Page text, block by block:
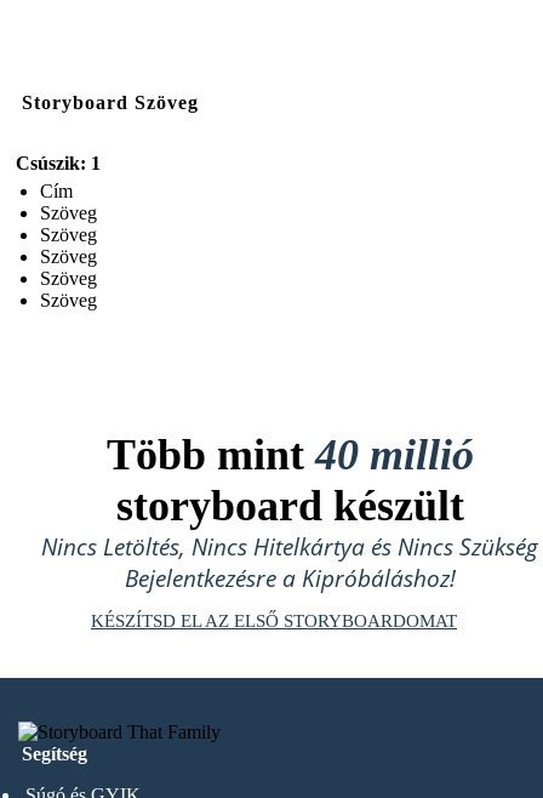
Storyboard Szöveg
Csúszik: 1
Cím
Szöveg
Szöveg
Szöveg
Szöveg
Szöveg
Több mint40 millió
storyboard készült
Nincs Letöltés, Nincs Hitelkártya és Nincs Szükség
Bejelentkezésre a Kipróbáláshoz!
KÉSZÍTSD EL AZ ELSŐ STORYBOARDOMAT
Segítség